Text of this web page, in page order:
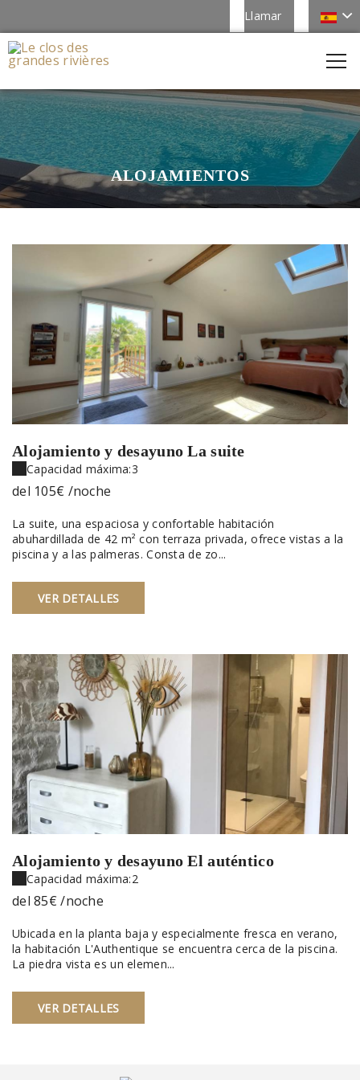
Llamar
ALOJAMIENTOS
Alojamiento y desayuno La suite
Capacidad máxima:3
del 105€ /noche
La suite, una espaciosa y confortable habitación
abuhardillada de 42 m² con terraza privada, ofrece vistas a la
piscina y a las palmeras. Consta de zo...
VER DETALLES
Alojamiento y desayuno El auténtico
Capacidad máxima:2
del85€ /noche
Ubicada en la planta baja y especialmente fresca en verano,
la habitación L'Authentique se encuentra cerca de la piscina.
La piedra vista es un elemen...
VER DETALLES